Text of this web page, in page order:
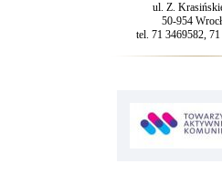
ul. Z.
50-954
tel. 71 3469582,